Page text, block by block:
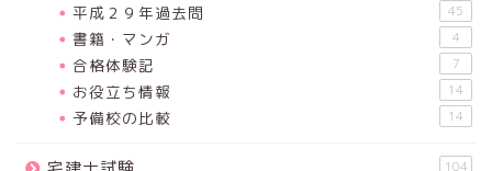
平成２９年過去問 45
書籍・マンガ 4
合格体験記 7
お役立ち情報 14
予備校の比較 14
104